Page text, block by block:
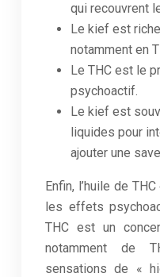
qui recouvrent
Le kief est
notamment en
Le THC est le
psychoactif.
Le kief est
liquides pour
ajouter une
Enfin, l’huile de
les effets
THC est un
notamment de
sensations de «